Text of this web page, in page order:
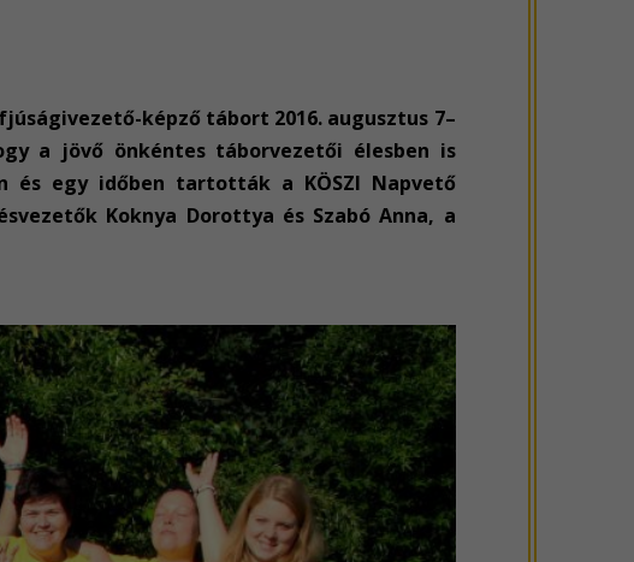
képző tábort 2016. augusztus 7–
a jövő önkéntes táborvezetői élesben is
egy időben tartották a KÖSZI Napvető
Koknya Dorottya és Szabó Anna, a